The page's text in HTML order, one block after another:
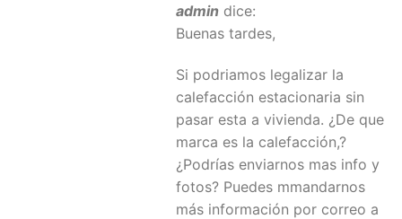
admin dice:
Buenas tardes,
Si podriamos legalizar la
calefacción estacionaria sin
pasar esta a vivienda. ¿De que
marca es la calefacción,?
¿Podrías enviarnos mas info y
fotos? Puedes mmandarnos
más información por correo a